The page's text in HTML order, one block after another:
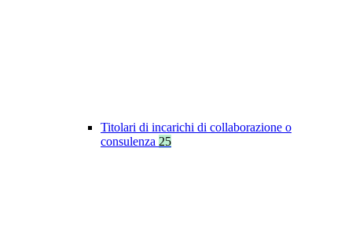
Titolari di incarichi di collaborazione o
consulenza 25